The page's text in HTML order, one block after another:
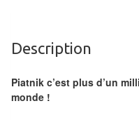
de
société
Jeux
Description
Piatnik c’est plus d’un
monde !